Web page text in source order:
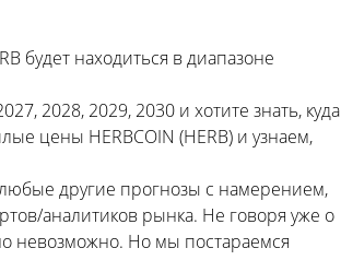
будет находиться в диапазоне
2028, 2029, 2030 и хотите знать, куда
цены HERBCOIN (HERB) и узнаем,
другие прогнозы с намерением,
аналитиков рынка. Не говоря уже о
невозможно. Но мы постараемся